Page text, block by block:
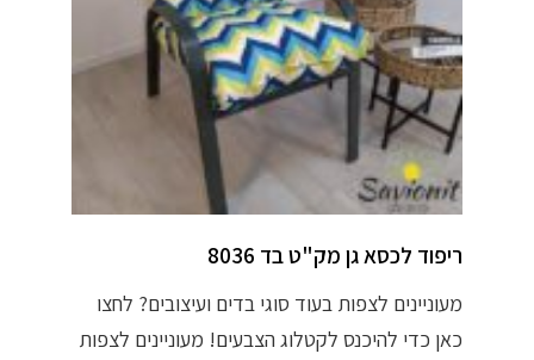
ריפוד לכסא גן מק"ט בד 8036
מעוניינים לצפות בעוד סוגי בדים ועיצובים? לחצו
כאן כדי להיכנס לקטלוג הצבעים! מעוניינים לצפות